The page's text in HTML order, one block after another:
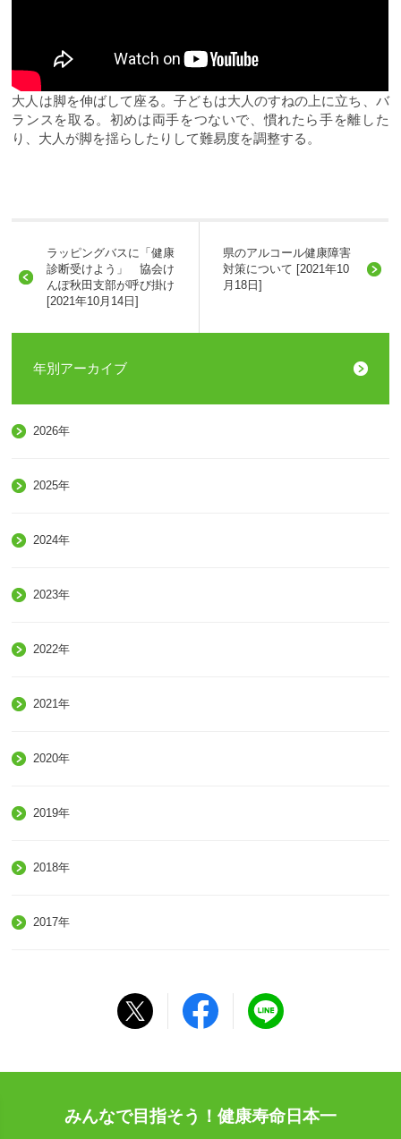
大人は脚を伸ばして座る。子どもは大人のすねの上に立ち、バ
ランスを取る。初めは両手をつないで、慣れたら手を離した
り、大人が脚を揺らしたりして難易度を調整する。
ラッピングバスに「健康
診断受けよう」 協会け
んぽ秋田支部が呼び掛け
[2021年10月14日]
県のアルコール健康障害
対策について [2021年10
月18日]
年別アーカイブ
2026年
2025年
2024年
2023年
2022年
2021年
2020年
2019年
2018年
2017年
みんなで目指そう！健康寿命日本一